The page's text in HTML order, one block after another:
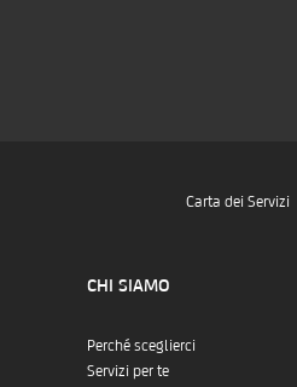
Carta dei Servizi
CHI SIAMO
Perché sceglierci
Servizi per te